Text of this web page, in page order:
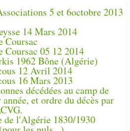
5 et 6octobre 2013
14 Mars 2014
Coursac
05 12 2014
1962 Bône (Algérie)
12 Avril 2014
16 Mars 2013
décédées au camp de
et ordre du décès par
de l'Algérie 1830/1930